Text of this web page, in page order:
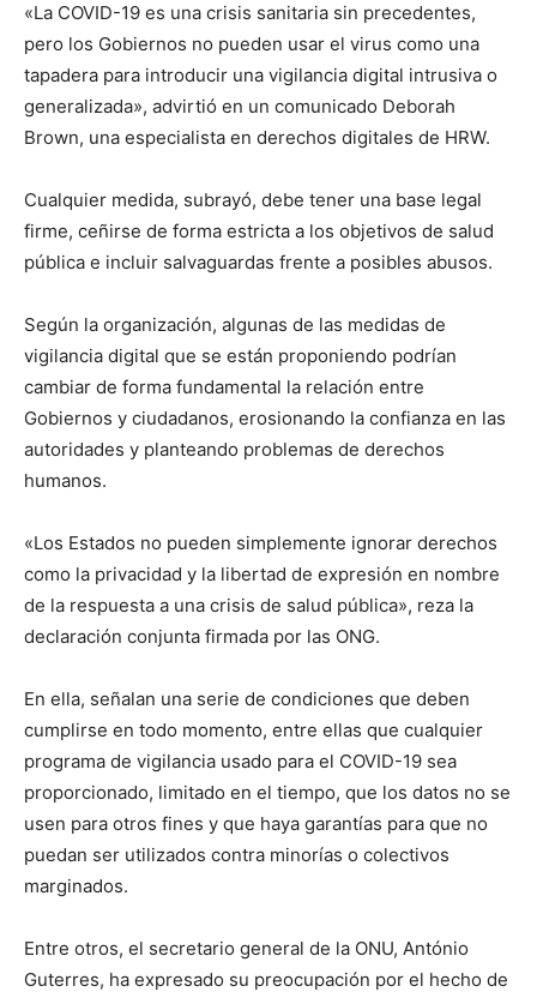
«La COVID-19 es una crisis sanitaria sin precedentes,
pero los Gobiernos no pueden usar el virus como una
tapadera para introducir una vigilancia digital intrusiva o
generalizada», advirtió en un comunicado Deborah
Brown, una especialista en derechos digitales de HRW.
Cualquier medida, subrayó, debe tener una base legal
firme, ceñirse de forma estricta a los objetivos de salud
pública e incluir salvaguardas frente a posibles abusos.
Según la organización, algunas de las medidas de
vigilancia digital que se están proponiendo podrían
cambiar de forma fundamental la relación entre
Gobiernos y ciudadanos, erosionando la confianza en las
autoridades y planteando problemas de derechos
humanos.
«Los Estados no pueden simplemente ignorar derechos
como la privacidad y la libertad de expresión en nombre
de la respuesta a una crisis de salud pública», reza la
declaración conjunta firmada por las ONG.
En ella, señalan una serie de condiciones que deben
cumplirse en todo momento, entre ellas que cualquier
programa de vigilancia usado para el COVID-19 sea
proporcionado, limitado en el tiempo, que los datos no se
usen para otros fines y que haya garantías para que no
puedan ser utilizados contra minorías o colectivos
marginados.
Entre otros, el secretario general de la ONU, António
Guterres, ha expresado su preocupación por el hecho de